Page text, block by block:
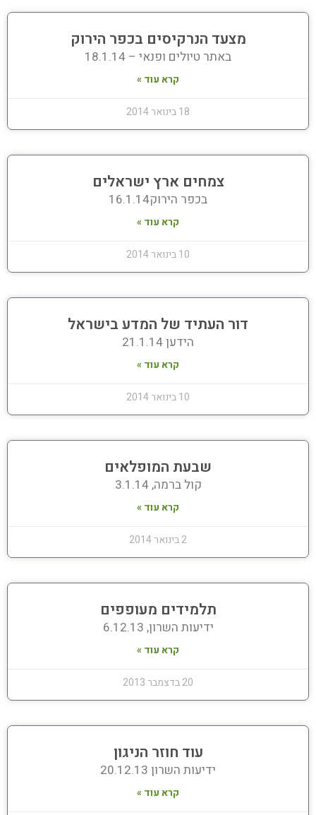
מצעד הנרקיסים בכפר הירוק
באתר טיולים ופנאי – 18.1.14
קרא עוד »
18 בינואר 2014
צמחים ארץ ישראלים
בכפר הירוק16.1.14
קרא עוד »
10 בינואר 2014
דור העתיד של המדע בישראל
הידען 21.1.14
קרא עוד »
10 בינואר 2014
שבעת המופלאים
קול ברמה, 3.1.14
קרא עוד »
2 בינואר 2014
תלמידים מעופפים
ידיעות השרון, 6.12.13
קרא עוד »
20 בדצמבר 2013
עוד חוזר הניגון
ידיעות השרון 20.12.13
קרא עוד »